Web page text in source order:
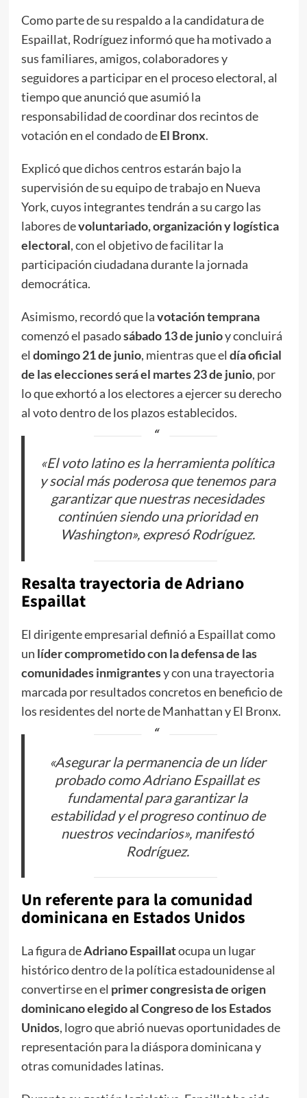
Como parte de su respaldo a la candidatura de
Espaillat, Rodríguez informó que ha motivado a
sus familiares, amigos, colaboradores y
seguidores a participar en el proceso electoral, al
tiempo que anunció que asumió la
responsabilidad de coordinar dos recintos de
votación en el condado deEl Bronx.
Explicó que dichos centros estarán bajo la
supervisión de su equipo de trabajo en Nueva
York, cuyos integrantes tendrán a su cargo las
labores devoluntariado, organización y logística
electoral, con el objetivo de facilitar la
participación ciudadana durante la jornada
democrática.
Asimismo, recordó que lavotación temprana
comenzó el pasadosábado 13 de junioy concluirá
el domingo 21 de junio, mientras que el día oficial
de las elecciones será el martes 23 de junio, por
lo que exhortó a los electores a ejercer su derecho
al voto dentro de los plazos establecidos.
«El voto latino es la herramienta política
y social más poderosa que tenemos para
garantizar que nuestras necesidades
continúen siendo una prioridad en
Washington», expresó Rodríguez.
Resalta trayectoria de Adriano
Espaillat
El dirigente empresarial definió a Espaillat como
un líder comprometido con la defensa de las
comunidades inmigrantesy con una trayectoria
marcada por resultados concretos en beneficio de
los residentes del norte de Manhattan y El Bronx.
«Asegurar la permanencia de un líder
probado como Adriano Espaillat es
fundamental para garantizar la
estabilidad y el progreso continuo de
nuestros vecindarios», manifestó
Rodríguez.
Un referente para la comunidad
dominicana en Estados Unidos
La figura deAdriano Espaillatocupa un lugar
histórico dentro de la política estadounidense al
convertirse en el primer congresista de origen
dominicano elegido al Congreso de los Estados
Unidos, logro que abrió nuevas oportunidades de
representación para la diáspora dominicana y
otras comunidades latinas.